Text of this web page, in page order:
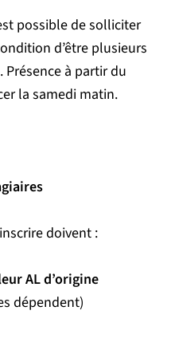
possible de solliciter
d’être plusieurs
à partir du
la samedi matin.
doivent :
AL d’origine
dépendent)